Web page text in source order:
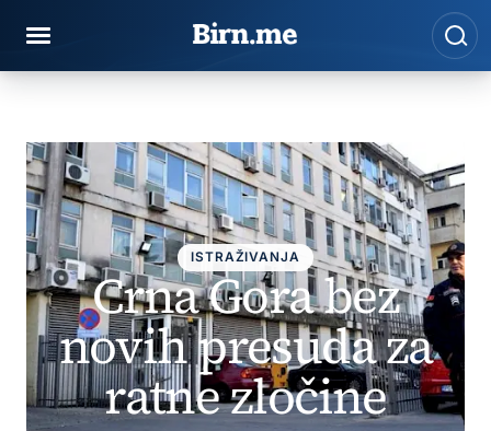
BIRN
Istraživanja
Crna Gora bez novih presuda za ratne zločine
ISTRAŽIVANJA
Crna Gora bez
novih presuda za
ratne zločine